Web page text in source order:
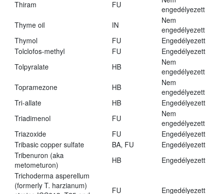
Thiram
FU
engedélyezett
Thyme oil
IN
Nem
engedélyezett
Thymol
FU
Engedélyezett
Tolclofos-methyl
FU
Engedélyezett
Tolpyralate
HB
Nem
engedélyezett
Topramezone
HB
Nem
engedélyezett
Tri-allate
HB
Engedélyezett
Triadimenol
FU
Nem
engedélyezett
Triazoxide
FU
Engedélyezett
Tribasic copper sulfate
BA, FU
Engedélyezett
Tribenuron (aka
metometuron)
HB
Engedélyezett
Trichoderma asperellum
(formerly T. harzianum)
FU Engedélyezett